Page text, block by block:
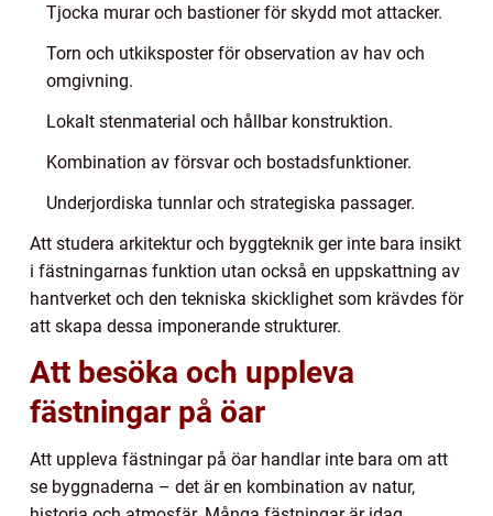
Tjocka murar och bastioner för skydd mot attacker.
Torn och utkiksposter för observation av hav och
omgivning.
Lokalt stenmaterial och hållbar konstruktion.
Kombination av försvar och bostadsfunktioner.
Underjordiska tunnlar och strategiska passager.
Att studera arkitektur och byggteknik ger inte bara insikt
i fästningarnas funktion utan också en uppskattning av
hantverket och den tekniska skicklighet som krävdes för
att skapa dessa imponerande strukturer.
Att besöka och uppleva
fästningar på öar
Att uppleva fästningar på öar handlar inte bara om att
se byggnaderna – det är en kombination av natur,